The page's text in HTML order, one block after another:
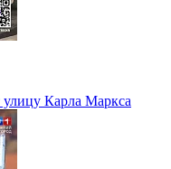
Карла Маркса